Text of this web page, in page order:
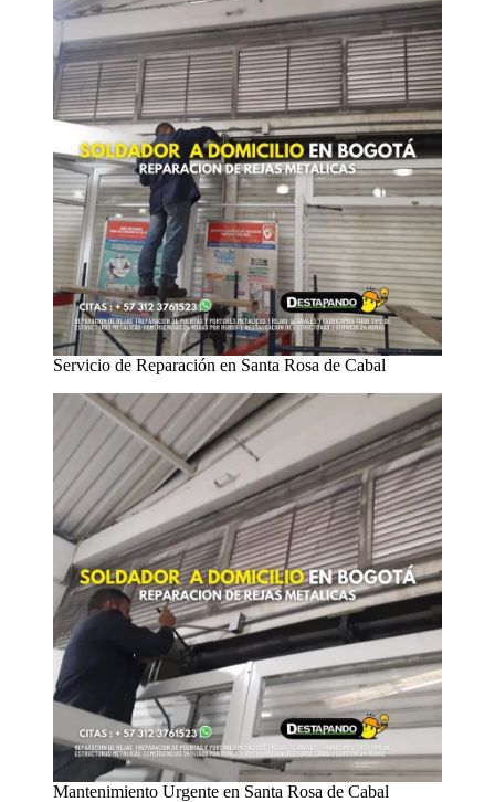
Servicio de Reparación en Santa Rosa de Cabal
Mantenimiento Urgente en Santa Rosa de Cabal